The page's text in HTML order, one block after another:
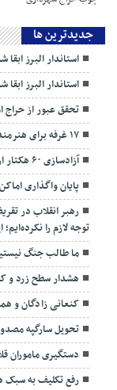
جديدترين ها
استاندار البرز
استاندار البرز
تحقق عبور از
۱۷ غرفه برای هنرمندان البرزی
آزادسازی ۶۰ هکتار اراضی زراعی از چنگ ویلاسازان
پایان واگذاری
رهبر انقلاب در
توجه لازم را
ما طالب جنگ
هشدار سطح زرد و
کنعانی زادگان و
تحویل سارگپه
دستگیری ماموران
رفع تکلیف به